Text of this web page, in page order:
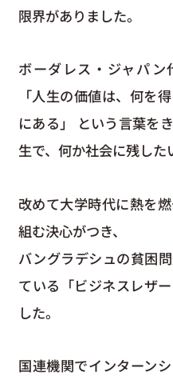
限界がありました。
ボーダレス・ジャパン
「人生の価値は、何を
にある」 という言葉を
生で、何か社会に残した
改めて大学時代に熱を
組む決心がつき、
バングラデシュの貧困
ている「ビジネスレザ
した。
国連機関でインターン